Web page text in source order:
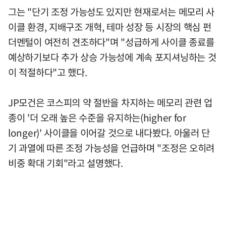
그는 "단기 조정 가능성도 있지만 현재로서는 메모리 사
이클 환경, 지배구조 개혁, 테마 성장 등 시장의 핵심 펀
더멘털이 여전히 견조하다"며 "성급하게 사이클 종료를
예상하기보다 추가 상승 가능성에 계속 포지셔닝하는 것
이 적절하다"고 했다.
JP모건은 코스피의 약 절반을 차지하는 메모리 관련 업
종이 '더 오래 높은 수준을 유지하는(higher for
longer)' 사이클을 이어갈 것으로 내다봤다. 아울러 단
기 과열에 따른 조정 가능성을 언급하며 "조정은 오히려
비중 확대 기회"라고 설명했다.